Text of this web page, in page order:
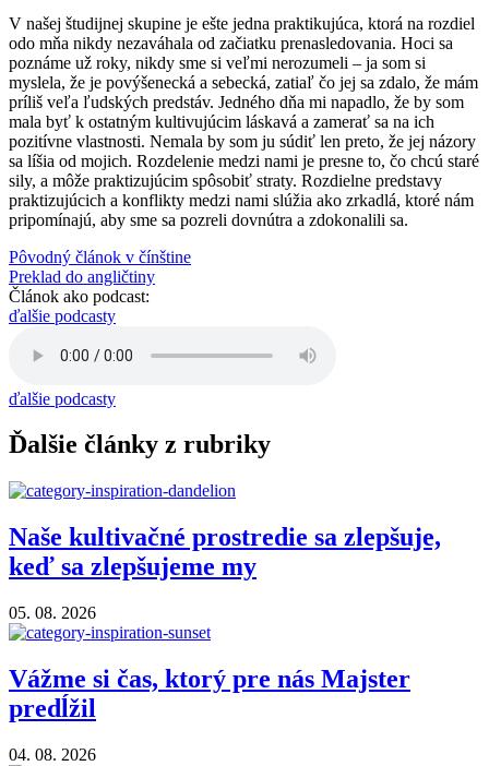
V našej študijnej skupine je ešte jedna praktikujúca, ktorá na rozdiel
odo mňa nikdy nezaváhala od začiatku prenasledovania. Hoci sa
poznáme už roky, nikdy sme si veľmi nerozumeli – ja som si
myslela, že je povýšenecká a sebecká, zatiaľ čo jej sa zdalo, že mám
príliš veľa ľudských predstáv. Jedného dňa mi napadlo, že by som
mala byť k ostatným kultivujúcim láskavá a zamerať sa na ich
pozitívne vlastnosti. Nemala by som ju súdiť len preto, že jej názory
sa líšia od mojich. Rozdelenie medzi nami je presne to, čo chcú staré
sily, a môže praktizujúcim spôsobiť straty. Rozdielne predstavy
praktizujúcich a konflikty medzi nami slúžia ako zrkadlá, ktoré nám
pripomínajú, aby sme sa pozreli dovnútra a zdokonalili sa.
Pôvodný článok v čínštine
Preklad do angličtiny
Článok ako podcast:
ďalšie podcasty
ďalšie podcasty
Ďalšie články z rubriky
Naše kultivačné prostredie sa zlepšuje,
keď sa zlepšujeme my
05. 08. 2026
Vážme si čas, ktorý pre nás Majster
predĺžil
04. 08. 2026